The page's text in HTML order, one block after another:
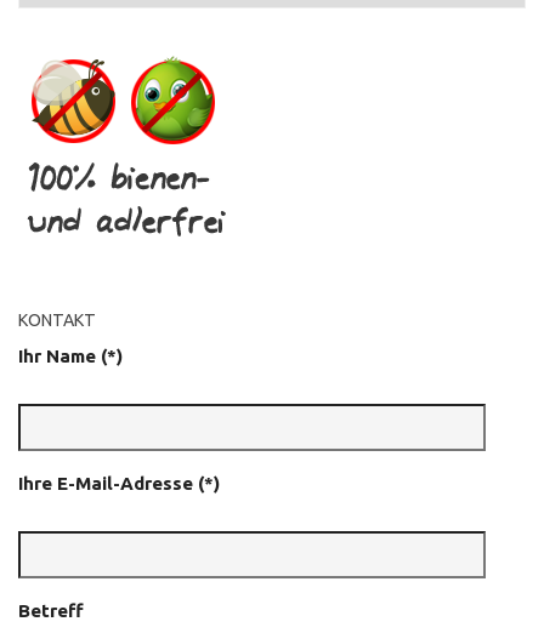
KONTAKT
Ihr Name (*)
Ihre E-Mail-Adresse (*)
Betreff